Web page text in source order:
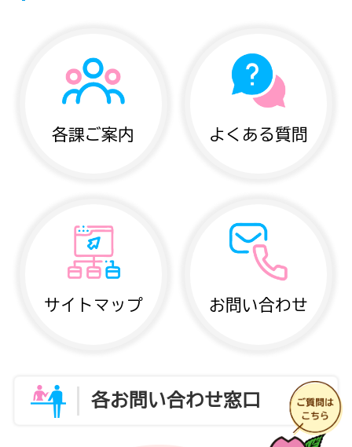
各課ご案内 よくある質問
サイトマップ お問い合わせ
各お問い合わせ窓口